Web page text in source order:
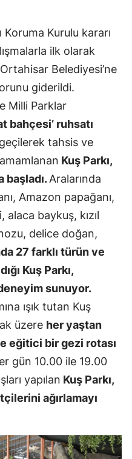
Eskişehir
Gaziantep
Giresun
Hakkari
Isparta
Mersin
İzmir
Kastamonu
Kayseri
Kırşehir
Kocaeli
Kütahya
Koruma Kurulu kararı
ilk olarak
Belediyesi’ne
giderildi.
Milli Parklar
bahçesi’ ruhsatı
tahsis ve
Kuş Parkı,
başladı.Aralarında
Amazon papağanı,
baykuş, kızıl
delice doğan,
27 farklı türün ve
Kuş Parkı,
sunuyor.
ışık tutan Kuş
üzere her yaştan
eğitici bir gezi rotası
gün 10.00 ile 19.00
yapılan Kuş Parkı,
ağırlamayı